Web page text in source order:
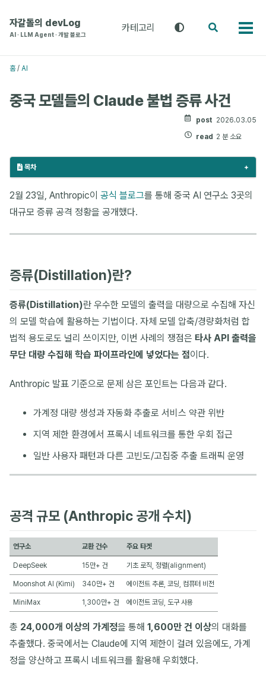
자갈돌의 devLog
AI · LLM Agent · 개발 블로그
카테고리
테
트
템)
검
카
고
홈 / AI
중국 모델들의 Claude 불법 증류 사건
post 2026.03.05
read 2 분 소요
목차
2월 23일, Anthropic이 공식 블로그를 통해 중국 AI 연구소 3곳의
대규모 증류 공격 정황을 공개했다.
증류(Distillation)란?
증류(Distillation)란 우수한 모델의 출력을 대량으로 수집해 자신
의 모델 학습에 활용하는 기법이다. 자체 모델 압축/경량화처럼 합
법적 용도로도 널리 쓰이지만, 이번 사례의 쟁점은 타사 API 출력을
무단 대량 수집해 학습 파이프라인에 넣었다는 점이다.
Anthropic 발표 기준으로 문제 삼은 포인트는 다음과 같다.
가계정 대량 생성과 자동화 추출로 서비스 약관 위반
지역 제한 환경에서 프록시 네트워크를 통한 우회 접근
일반 사용자 패턴과 다른 고빈도/고집중 추출 트래픽 운영
공격 규모 (Anthropic 공개 수치)
연구소 교환 건수 주요 타겟
DeepSeek 15만+ 건 기초 로직, 정렬(alignment)
Moonshot AI (Kimi) 340만+ 건 에이전트 추론, 코딩, 컴퓨터 비전
MiniMax 1,300만+ 건 에이전트 코딩, 도구 사용
총 24,000개 이상의 가계정을 통해 1,600만 건 이상의 대화를
추출했다. 중국에서는 Claude에 지역 제한이 걸려 있음에도, 가계
정을 양산하고 프록시 네트워크를 활용해 우회했다.